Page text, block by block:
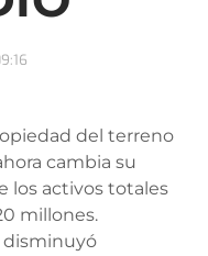
del terreno
cambia su
los activos totales
millones.
disminuyó